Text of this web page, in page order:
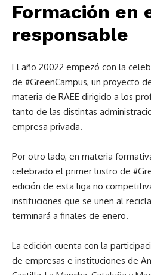
Formación en
responsable
El año 20022 empezó con la
de #GreenCampus, un proyecto
materia de RAEE dirigido a los
tanto de las distintas
empresa privada.
Por otro lado, en materia
celebrado el primer lustro de
edición de esta liga no
instituciones que se unen al
terminará a finales de enero.
La edición cuenta con la
de empresas e instituciones de